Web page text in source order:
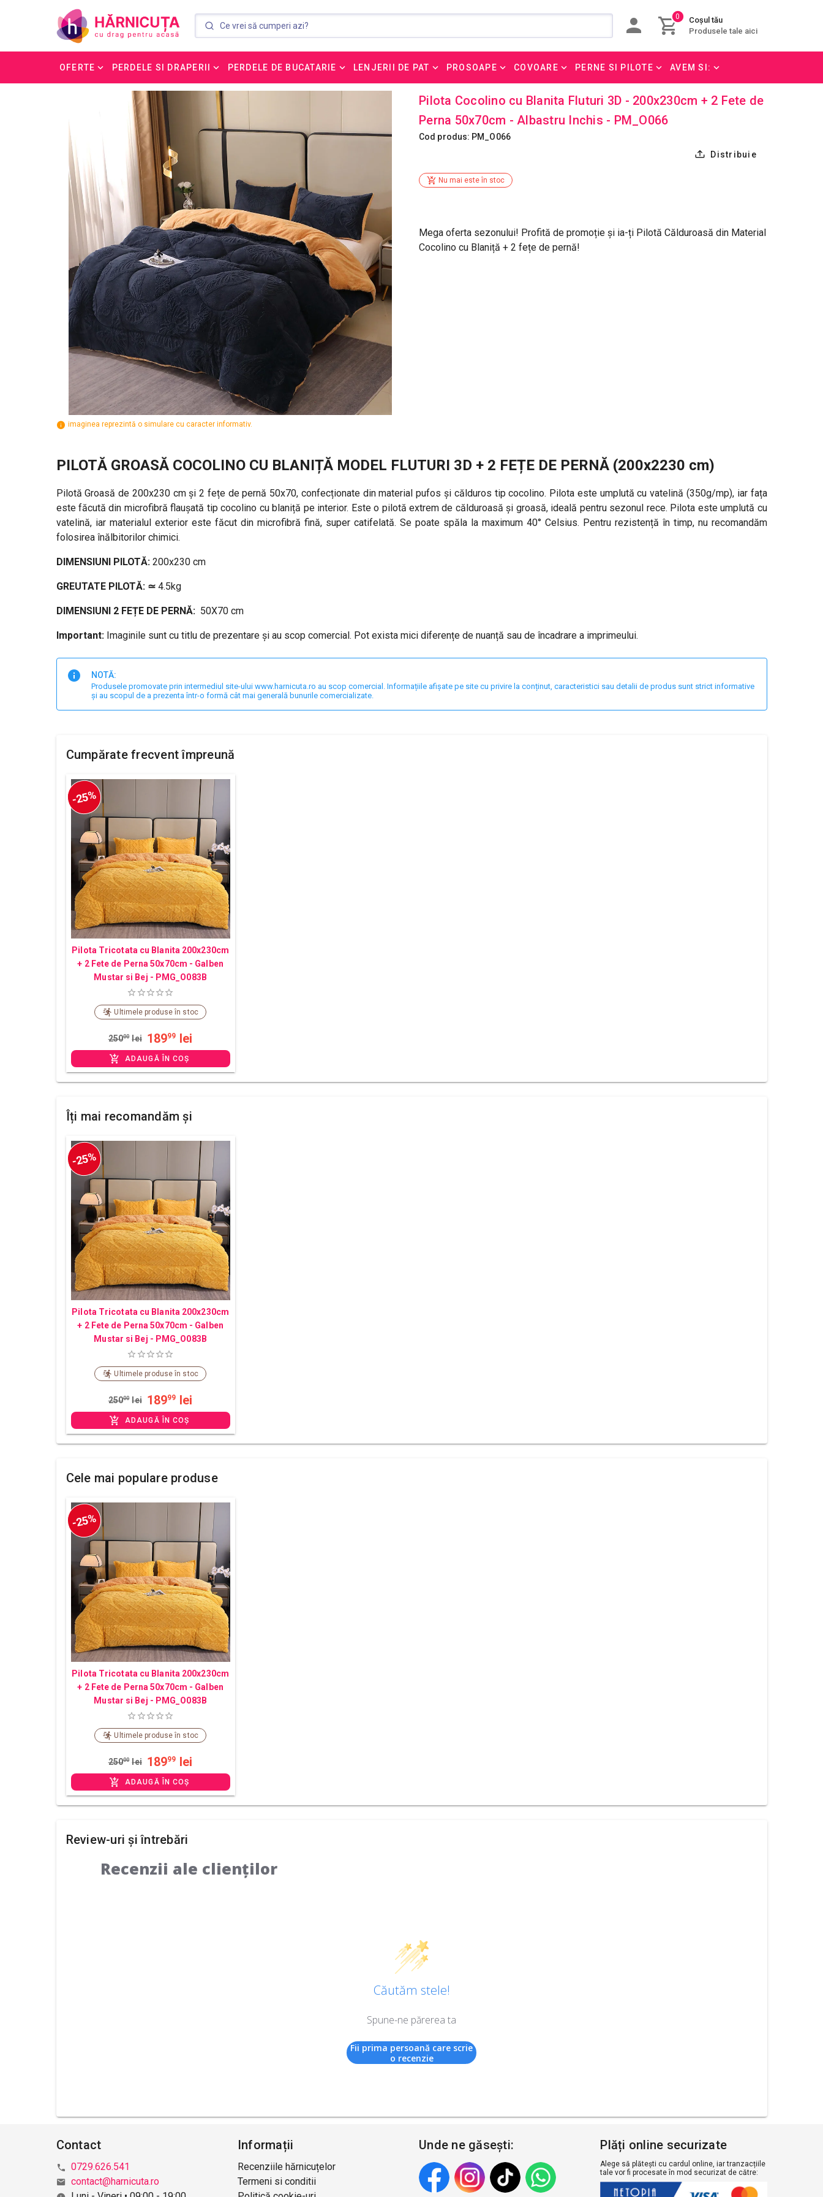
0
Coșul tău
Produsele tale aici
OFERTE PERDELE SI DRAPERII PERDELE DE BUCATARIE LENJERII DE PAT PROSOAPE COVOARE PERNE SI PILOTE AVEM SI:
imaginea reprezintă o simulare cu caracter informativ.
Pilota Cocolino cu Blanita Fluturi 3D - 200x230cm + 2 Fete de
Perna 50x70cm - Albastru Inchis - PM_O066
Cod produs: PM_O066
Distribuie
Nu mai este în stoc
Mega oferta sezonului! Profită de promoție și ia-ți Pilotă Călduroasă din Material
Cocolino cu Blaniță + 2 fețe de pernă!
PILOTĂ GROASĂ COCOLINO CU BLANIȚĂ MODEL FLUTURI 3D + 2 FEȚE DE PERNĂ (200x2230 cm)
Pilotă Groasă de 200x230 cm și 2 fețe de pernă 50x70, confecționate din material pufos și călduros tip cocolino. Pilota este umplută cu vatelină (350g/mp), iar fața
este făcută din microfibră flaușată tip cocolino cu blaniță pe interior. Este o pilotă extrem de călduroasă și groasă, ideală pentru sezonul rece. Pilota este umplută cu
vatelină, iar materialul exterior este făcut din microfibră fină, super catifelată. Se poate spăla la maximum 40° Celsius. Pentru rezistență în timp, nu recomandăm
folosirea înălbitorilor chimici.
DIMENSIUNI PILOTĂ: 200x230 cm
GREUTATE PILOTĂ: ≃ 4.5kg
DIMENSIUNI 2 FEȚE DE PERNĂ: 50X70 cm
Important:Imaginile sunt cu titlu de prezentare și au scop comercial. Pot exista mici diferențe de nuanță sau de încadrare a imprimeului.
NOTĂ:
Produsele promovate prin intermediul site-ului www.harnicuta.ro au scop comercial. Informațiile afișate pe site cu privire la conținut, caracteristici sau detalii de produs sunt strict informative
și au scopul de a prezenta într-o formă cât mai generală bunurile comercializate.
Cumpărate frecvent împreună
-25%
Pilota Tricotata cu Blanita 200x230cm
+ 2 Fete de Perna 50x70cm - Galben
Mustar si Bej - PMG_O083B
Ultimele produse în stoc
25000 lei 18999 lei
ADAUGĂ ÎN COȘ
Îți mai recomandăm și
-25%
Pilota Tricotata cu Blanita 200x230cm
+ 2 Fete de Perna 50x70cm - Galben
Mustar si Bej - PMG_O083B
Ultimele produse în stoc
25000 lei 18999 lei
ADAUGĂ ÎN COȘ
Cele mai populare produse
-25%
Pilota Tricotata cu Blanita 200x230cm
+ 2 Fete de Perna 50x70cm - Galben
Mustar si Bej - PMG_O083B
Ultimele produse în stoc
25000 lei 18999 lei
ADAUGĂ ÎN COȘ
Review-uri și întrebări
Recenzii ale clienților
Căutăm stele!
Spune-ne părerea ta
Fii prima persoană care scrie
o recenzie
Contact
0729.626.541
contact@harnicuta.ro
Informații
Recenziile hărnicuțelor
Termeni si conditii
Unde ne găsești: Plăți online securizate
Alege să plătești cu cardul online, iar tranzacțiile
tale vor fi procesate în mod securizat de către: